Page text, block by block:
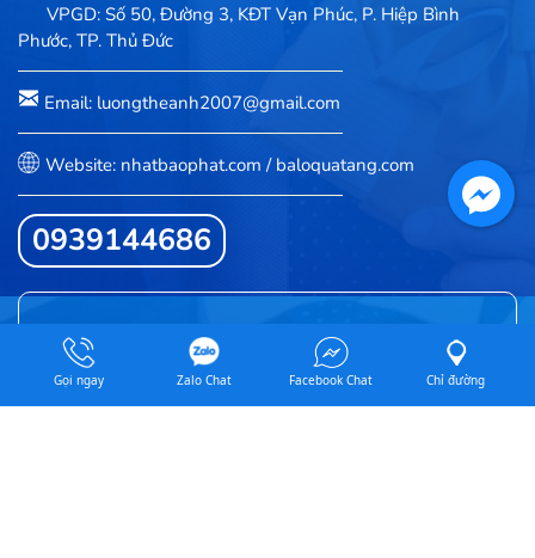
VPGD: Số 50, Đường 3, KĐT Vạn Phúc, P. Hiệp Bình
Phước, TP. Thủ Đức
Email: luongtheanh2007@gmail.com
Website: nhatbaophat.com / baloquatang.com
0939144686
Gọi ngay Zalo Chat Facebook Chat Chỉ đường